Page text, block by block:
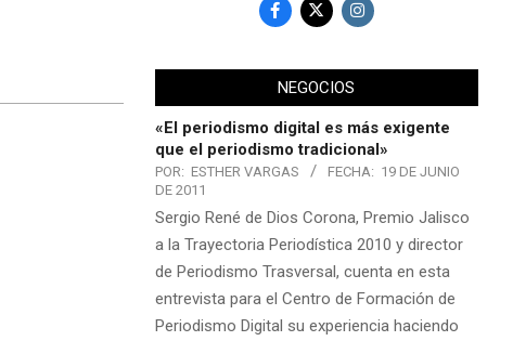
NEGOCIOS
«El periodismo digital es más exigente
que el periodismo tradicional»
POR: ESTHER VARGAS FECHA: 19 DE JUNIO
DE 2011
Sergio René de Dios Corona, Premio Jalisco
a la Trayectoria Periodística 2010 y director
de Periodismo Trasversal, cuenta en esta
entrevista para el Centro de Formación de
Periodismo Digital su experiencia haciendo